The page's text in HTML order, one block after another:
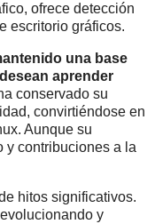
ofrece detección
escritorio gráficos.
una base
aprender
conservado su
convirtiéndose en
Aunque su
y contribuciones a la
hitos significativos.
y